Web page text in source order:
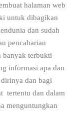
halaman web
untuk dibagikan
dan sudah
pencaharian
banyak terbukti
informasi apa dan
dan bagi
tertentu dan dalam
menguntungkan